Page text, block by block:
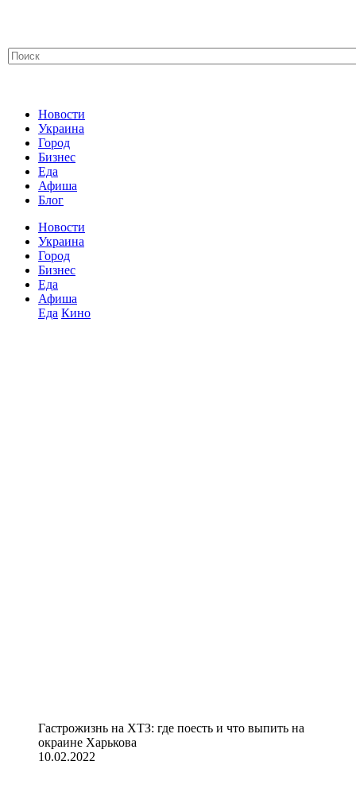
Новости
Украина
Город
Бизнес
Еда
Афиша
Блог
Новости
Украина
Город
Бизнес
Еда
Афиша
Еда Кино
Гастрожизнь на ХТЗ: где поесть и что выпить на
окраине Харькова
10.02.2022